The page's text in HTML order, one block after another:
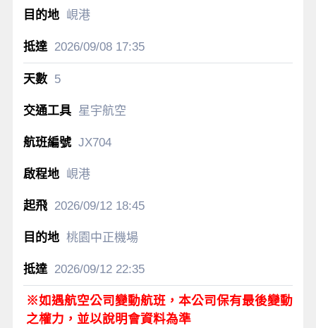
峴港
2026/09/0817:35
5
星宇航空
JX704
峴港
2026/09/1218:45
桃園中正機場
2026/09/1222:35
※如遇航空公司變動航班，本公司保有最後變動
之權力，並以說明會資料為準